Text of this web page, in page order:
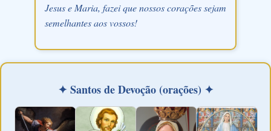
Jesus e Maria, fazei que nossos corações sejam
semelhantes aos vossos!
✦ Santos de Devoção (orações) ✦